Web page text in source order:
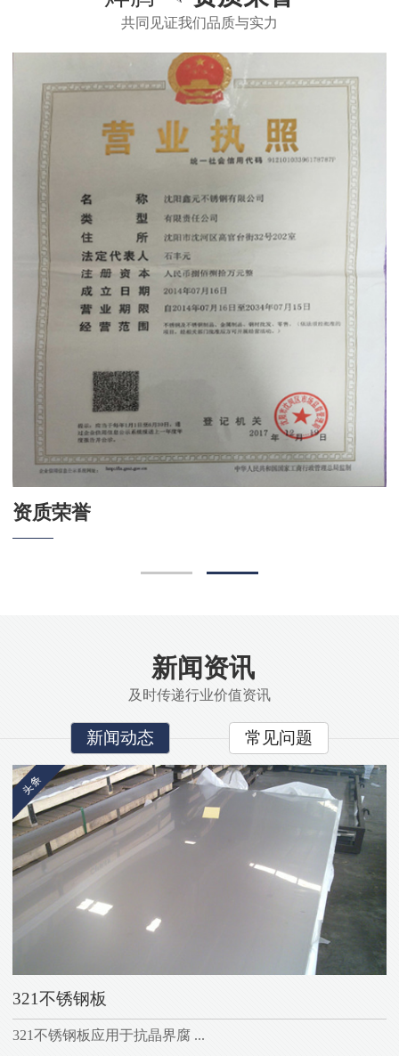
共同见证我们品质与实力
资质荣誉
资质荣誉
新闻资讯
及时传递行业价值资讯
新闻动态 常见问题
321不锈钢板
321不锈钢板应用于抗晶界腐 ...